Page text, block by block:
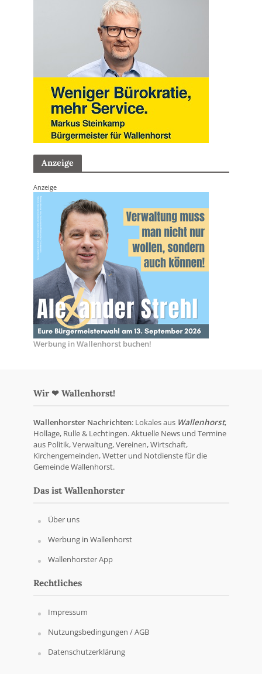
Anzeige
Anzeige
Werbung in Wallenhorst buchen!
Wir ❤ Wallenhorst!
Wallenhorster Nachrichten: Lokales aus Wallenhorst,
Hollage, Rulle & Lechtingen. Aktuelle News und Termine
aus Politik, Verwaltung, Vereinen, Wirtschaft,
Kirchengemeinden, Wetter und Notdienste für die
Gemeinde Wallenhorst.
Das ist Wallenhorster
Über uns
Werbung in Wallenhorst
Wallenhorster App
Rechtliches
Impressum
Nutzungsbedingungen / AGB
Datenschutzerklärung